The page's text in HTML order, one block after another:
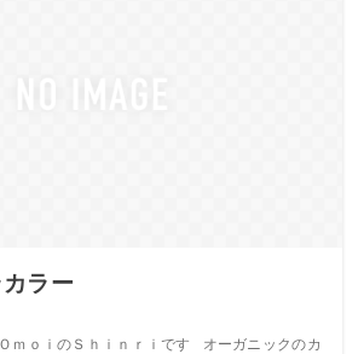
ラー
ｍｏｉのＳｈｉｎｒｉです オーガニックのカ